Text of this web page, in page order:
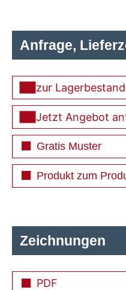
Zeichnungen
PDF
Anfrage,
zur
Jetzt Angebot
Gratis Muster
Produkt zum